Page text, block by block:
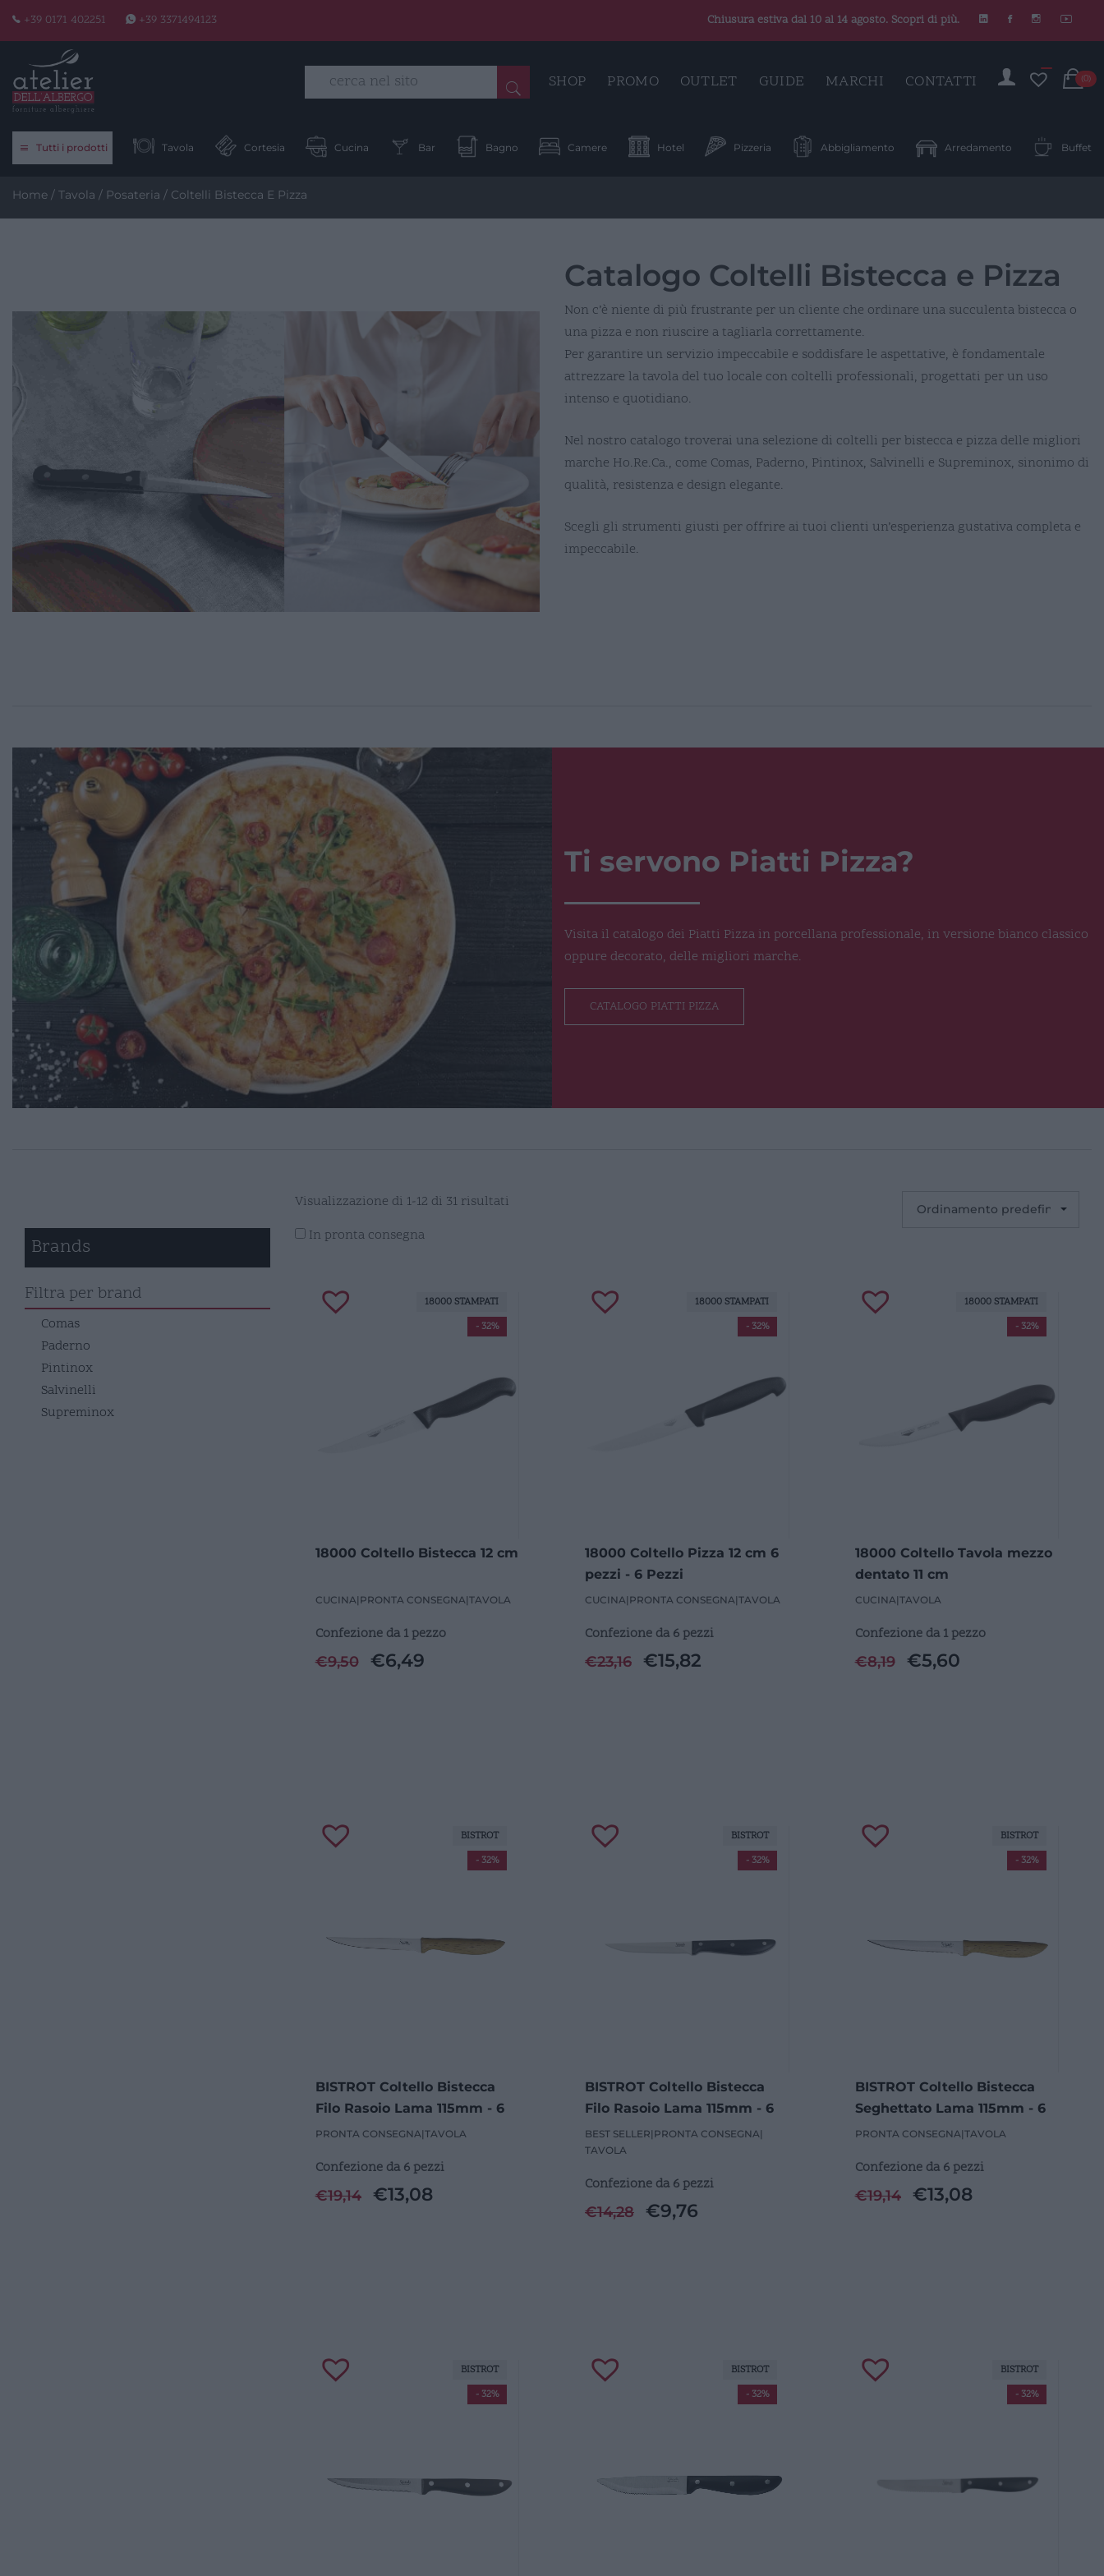
content
+39 0171 402251 +39 3371494123 Chiusura estiva dal 10 al 14 agosto. Scopri di più.
SHOP PROMO OUTLET GUIDE MARCHI CONTATTI (0)
Tutti i prodotti Tavola Cortesia Cucina Bar Bagno Camere Hotel Pizzeria Abbigliamento Arredamento Buffet
Home / Tavola / Posateria / Coltelli Bistecca E Pizza
Catalogo Coltelli Bistecca e Pizza
Non c’è niente di più frustrante per un cliente che ordinare una succulenta bistecca o
una pizza e non riuscire a tagliarla correttamente.
Per garantire un servizio impeccabile e soddisfare le aspettative, è fondamentale
attrezzare la tavola del tuo locale con coltelli professionali, progettati per un uso
intenso e quotidiano.
Nel nostro catalogo troverai una selezione di coltelli per bistecca e pizza delle migliori
marche Ho.Re.Ca., come Comas, Paderno, Pintinox, Salvinelli e Supreminox, sinonimo di
qualità, resistenza e design elegante.
Scegli gli strumenti giusti per offrire ai tuoi clienti un’esperienza gustativa completa e
impeccabile.
Ti servono Piatti Pizza?
Visita il catalogo dei Piatti Pizza in porcellana professionale, in versione bianco classico
oppure decorato, delle migliori marche.
CATALOGO PIATTI PIZZA
Visualizzazione di 1-12 di 31 risultati
In pronta consegna
18000 Coltello Bistecca 12 cm
CUCINA| PRONTA CONSEGNA|TAVOLA
Confezione da 1 pezzo
€9,50 €6,49
- 32%
18000 STAMPATI
18000 Coltello Pizza 12 cm 6
pezzi - 6 Pezzi
CUCINA| PRONTA CONSEGNA|TAVOLA
Confezione da 6 pezzi
€23,16 €15,82
- 32%
18000 STAMPATI
18000 Coltello Tavola mezzo
dentato 11 cm
CUCINA|TAVOLA
Confezione da 1 pezzo
€8,19 €5,60
- 32%
18000 STAMPATI
BISTROT Coltello Bistecca
Filo Rasoio Lama 115mm - 6
Pezzi
PRONTA CONSEGNA|TAVOLA
Confezione da 6 pezzi
€19,14 €13,08
- 32%
BISTROT
BISTROT Coltello Bistecca
Filo Rasoio Lama 115mm - 6
Pezzi
BEST SELLER| PRONTA CONSEGNA|
TAVOLA
Confezione da 6 pezzi
€14,28 €9,76
- 32%
BISTROT
BISTROT Coltello Bistecca
Seghettato Lama 115mm - 6
Pezzi
PRONTA CONSEGNA|TAVOLA
Confezione da 6 pezzi
€19,14 €13,08
- 32%
BISTROT
- 32%
BISTROT
- 32%
BISTROT
- 32%
BISTROT
Brands
Filtra per brand
Comas
Paderno
Pintinox
Salvinelli
Supreminox